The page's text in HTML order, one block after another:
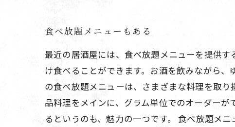
食べ放題メニューもある
最近の居酒屋には、食べ放題メニューを提供
け食べることができます。お酒を飲みながら
の食べ放題メニューは、さまざまな料理を取
品料理をメインに、グラム単位でのオーダー
るというのも、魅力の一つです。 食べ放題メ